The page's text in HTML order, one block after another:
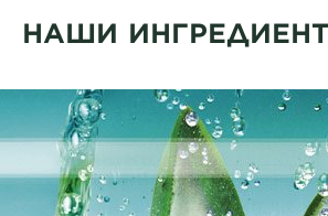
НАШИ